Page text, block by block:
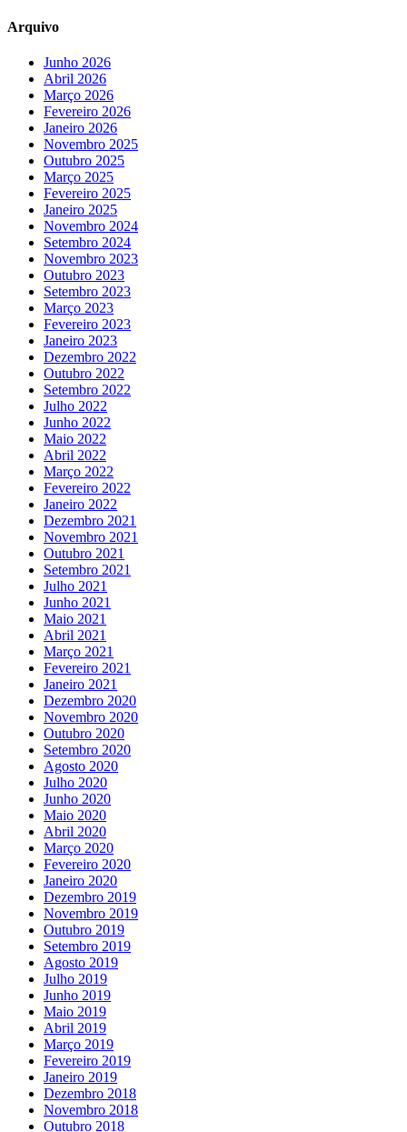
Arquivo
Junho 2026
Abril 2026
Março 2026
Fevereiro 2026
Janeiro 2026
Novembro 2025
Outubro 2025
Março 2025
Fevereiro 2025
Janeiro 2025
Novembro 2024
Setembro 2024
Novembro 2023
Outubro 2023
Setembro 2023
Março 2023
Fevereiro 2023
Janeiro 2023
Dezembro 2022
Outubro 2022
Setembro 2022
Julho 2022
Junho 2022
Maio 2022
Abril 2022
Março 2022
Fevereiro 2022
Janeiro 2022
Dezembro 2021
Novembro 2021
Outubro 2021
Setembro 2021
Julho 2021
Junho 2021
Maio 2021
Abril 2021
Março 2021
Fevereiro 2021
Janeiro 2021
Dezembro 2020
Novembro 2020
Outubro 2020
Setembro 2020
Agosto 2020
Julho 2020
Junho 2020
Maio 2020
Abril 2020
Março 2020
Fevereiro 2020
Janeiro 2020
Dezembro 2019
Novembro 2019
Outubro 2019
Setembro 2019
Agosto 2019
Julho 2019
Junho 2019
Maio 2019
Abril 2019
Março 2019
Fevereiro 2019
Janeiro 2019
Dezembro 2018
Novembro 2018
Outubro 2018